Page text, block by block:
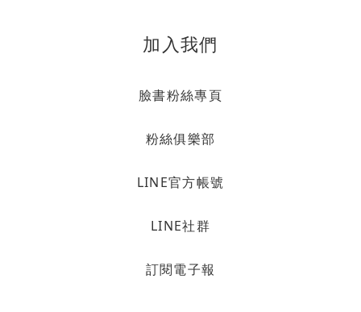
加入我們
臉書粉絲專頁
粉絲俱樂部
LINE官方帳號
LINE社群
訂閱電子報